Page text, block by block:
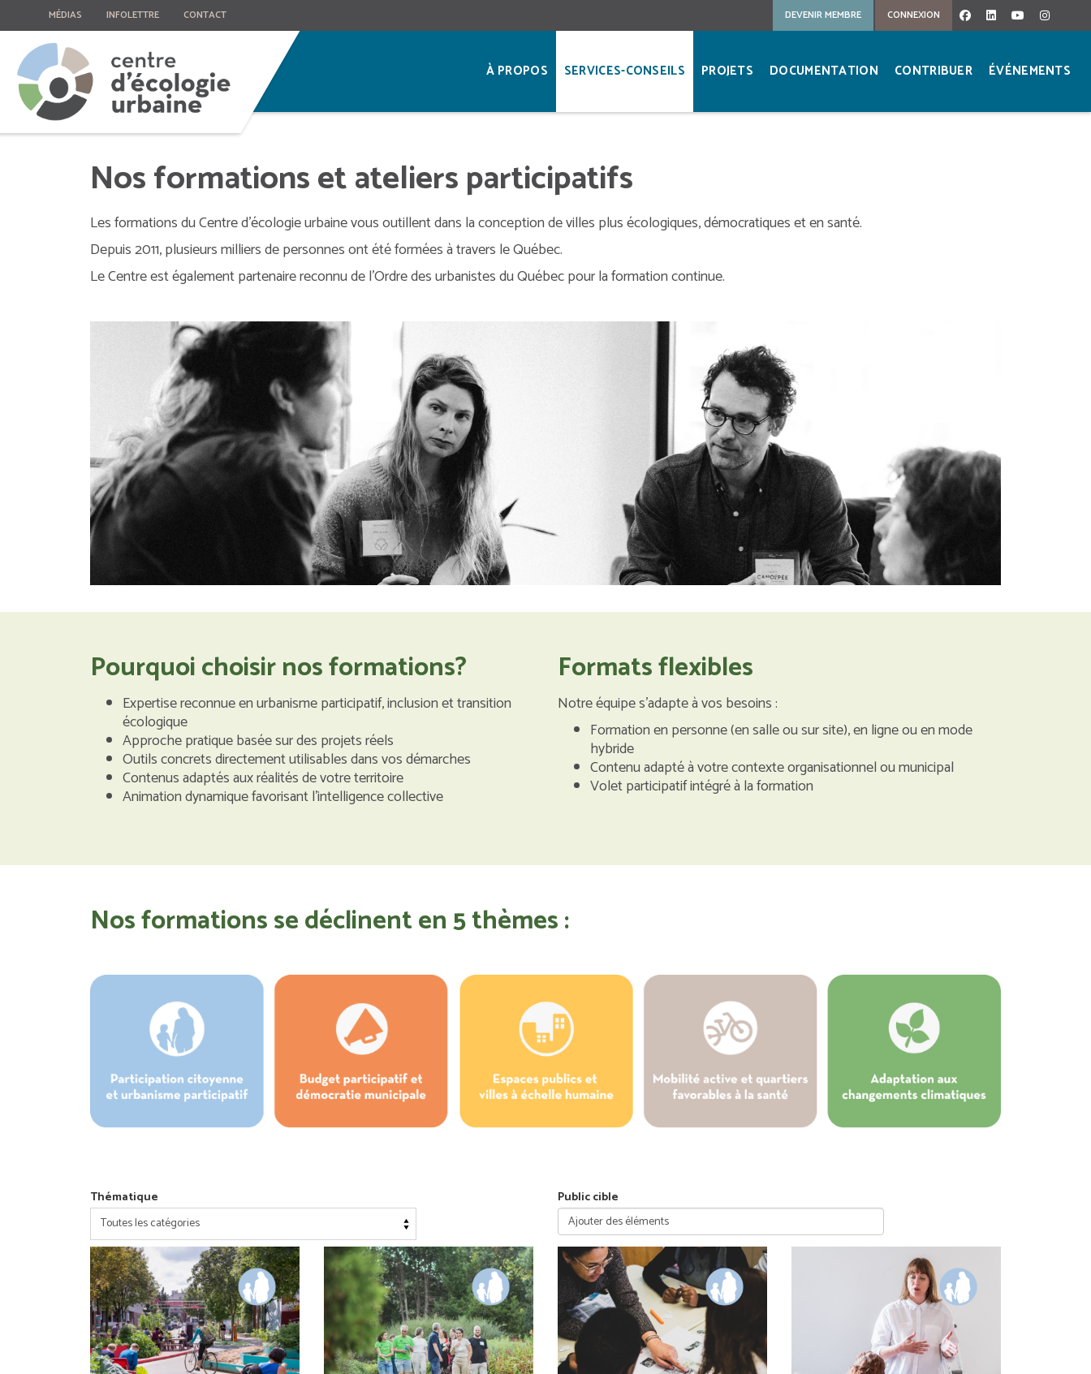
MÉDIAS INFOLETTRE CONTACT DEVENIR MEMBRE CONNEXION FACEBOOK
LINKEDINYOUTUBE
À PROPOS SERVICES-CONSEILS PROJETS DOCUMENTATION CONTRIBUER ÉVÉNEMENTS
Nos formations et ateliers participatifs
Les formations du Centre d’écologie urbaine vous outillent dans la conception de villes plus écologiques, démocratiques et en santé.
Depuis 2011, plusieurs milliers de personnes ont été formées à travers le Québec.
Le Centre est également partenaire reconnu de l’Ordre des urbanistes du Québec pour la formation continue.
Pourquoi choisir nos formations?
Expertise reconnue en urbanisme participatif, inclusion et transition
écologique
Approche pratique basée sur des projets réels
Outils concrets directement utilisables dans vos démarches
Contenus adaptés aux réalités de votre territoire
Animation dynamique favorisant l'intelligence collective
Formats flexibles
Notre équipe s'adapte à vos besoins :
Formation en personne (en salle ou sur site), en ligne ou en mode
hybride
Contenu adapté à votre contexte organisationnel ou municipal
Volet participatif intégré à la formation
Nos formations se déclinent en 5 thèmes :